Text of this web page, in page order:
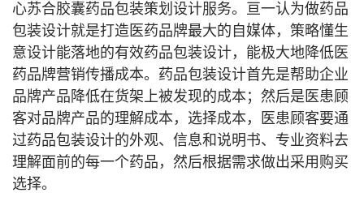
心苏合胶囊药品包装策划设计服务。亘一认为做药品
包装设计就是打造医药品牌最大的自媒体，策略懂生
意设计能落地的有效药品包装设计，能极大地降低医
药品牌营销传播成本。药品包装设计首先是帮助企业
品牌产品降低在货架上被发现的成本；然后是医患顾
客对品牌产品的理解成本，选择成本，医患顾客要通
过药品包装设计的外观、信息和说明书、专业资料去
理解面前的每一个药品，然后根据需求做出采用购买
选择。